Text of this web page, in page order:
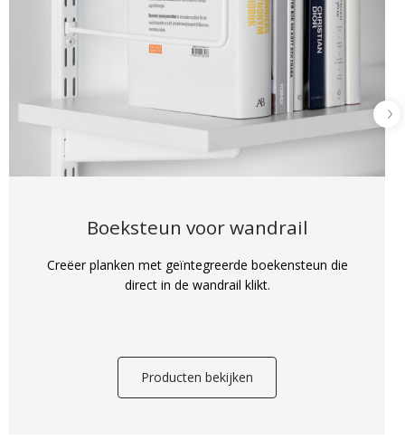
Boeksteun voor wandrail
Creëer planken met geïntegreerde boekensteun die
direct in de wandrail klikt.
Producten bekijken